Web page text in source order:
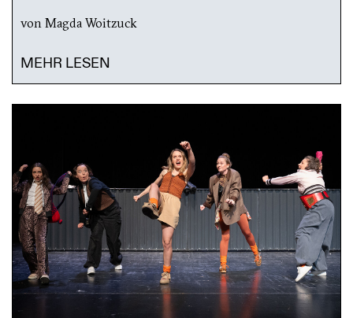
von Magda Woitzuck
MEHR LESEN